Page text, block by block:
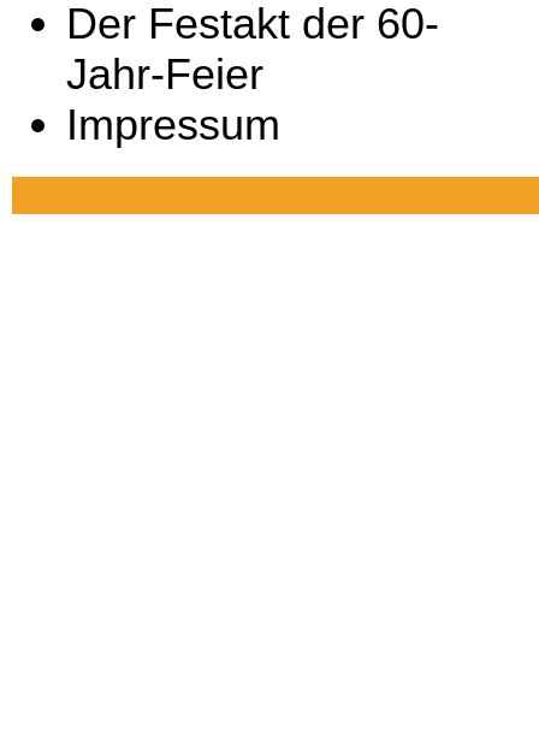
Der Festakt der 60-
Jahr-Feier
Impressum